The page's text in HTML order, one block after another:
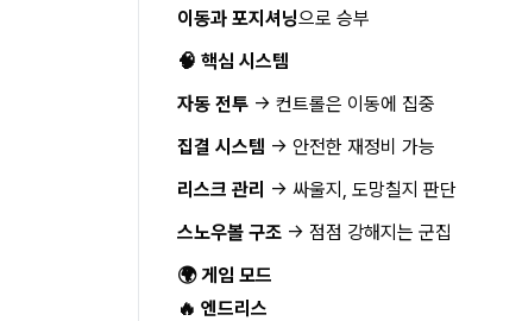
이동과 포지셔닝으로 승부
🧠 핵심 시스템
자동 전투 → 컨트롤은 이동에 집중
집결 시스템 → 안전한 재정비 가능
리스크 관리 → 싸울지, 도망칠지 판단
스노우볼 구조 → 점점 강해지는 군집
🌍 게임 모드
🔥 엔드리스